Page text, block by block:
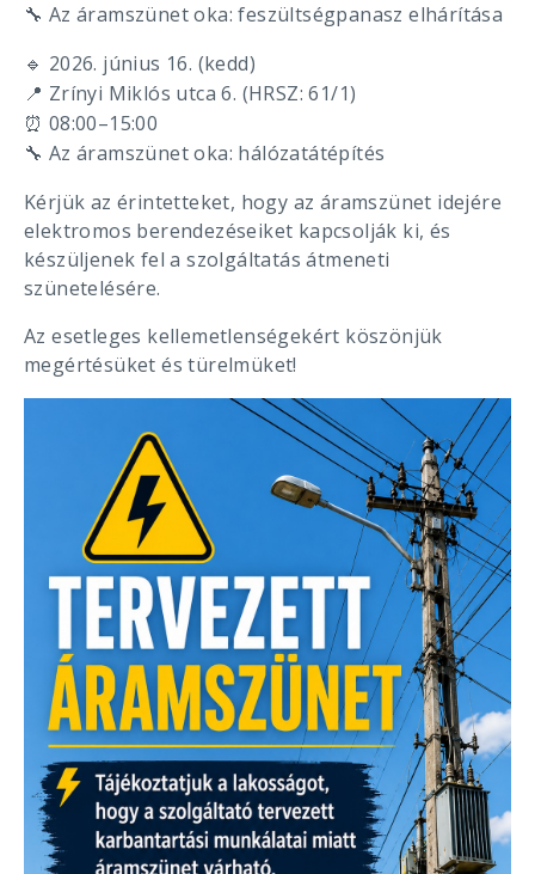
🔧 Az áramszünet oka: feszültségpanasz elhárítása
🔹 2026. június 16. (kedd)
📍 Zrínyi Miklós utca 6. (HRSZ: 61/1)
⏰ 08:00–15:00
🔧 Az áramszünet oka: hálózatátépítés
Kérjük az érintetteket, hogy az áramszünet idejére
elektromos berendezéseiket kapcsolják ki, és
készüljenek fel a szolgáltatás átmeneti
szünetelésére.
Az esetleges kellemetlenségekért köszönjük
megértésüket és türelmüket!